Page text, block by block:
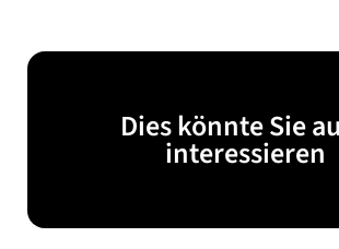
Dies könnte Sie
interessieren